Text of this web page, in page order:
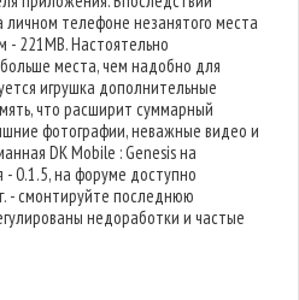
телефоне незанятого места
- 221MB. Настоятельно
места, чем надобно для
игрушка дополнительные
что расширит суммарный
фотографии, неважные видео и
DK Mobile : Genesis на
- 0.1.5, на форуме доступно
- смонтируйте последнюю
недоработки и частые